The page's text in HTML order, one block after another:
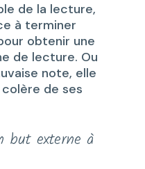
de la lecture,
à terminer
obtenir une
de lecture. Ou
note, elle
de ses
but externe à